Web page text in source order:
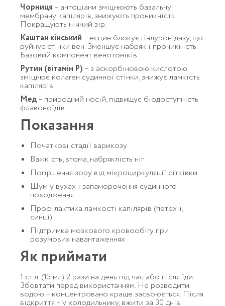
Чорниця – антоціани зміцнюють базальну
мембрану капілярів, знижують проникність.
Покращують нічний зір.
Каштан кінський – есцин блокує гіалуронідазу, що
руйнує стінки вен. Зменшує набряк і проникність.
Базовий компонент венотоніків.
Рутин (вітамін P) – з аскорбіновою кислотою
зміцнює колаген судинної стінки, знижує ламкість
капілярів.
Мед– природний носій, підвищує біодоступність
флавоноїдів.
Показання
Початкові стадії варикозу
Важкість, втома, набряклість ніг
Погіршення зору від мікроциркуляції сітківки
Шум у вухах і запаморочення судинного
походження
Профілактика ламкості капілярів (петехії,
синці)
Підтримка мозкового кровообігу при
розумових навантаженнях
Як приймати
1 ст.л. (15 мл) 2 рази на день під час або після їди.
Збовтати перед використанням. Не розводити
водою – концентровано краще засвоюється. Після
відкриття – у холодильнику, вжити за 30 днів.